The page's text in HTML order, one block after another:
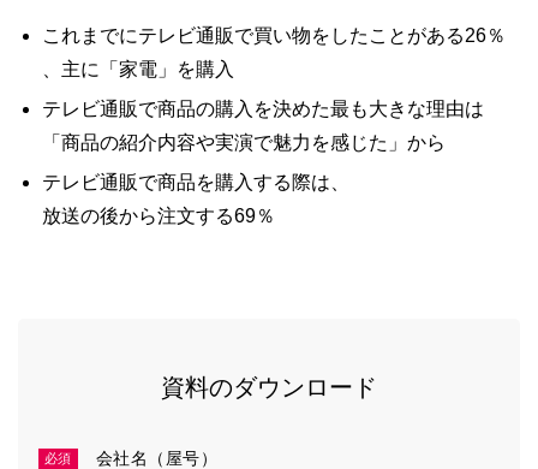
これまでにテレビ通販で買い物をしたことがある26％
、主に「家電」を購入
テレビ通販で商品の購入を決めた最も大きな理由は
「商品の紹介内容や実演で魅力を感じた」から
テレビ通販で商品を購入する際は、
放送の後から注文する69％
資料のダウンロード
必須 会社名（屋号）